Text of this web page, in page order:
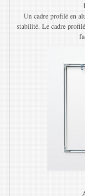
Un cadre profilé en
stabilité. Le cadre